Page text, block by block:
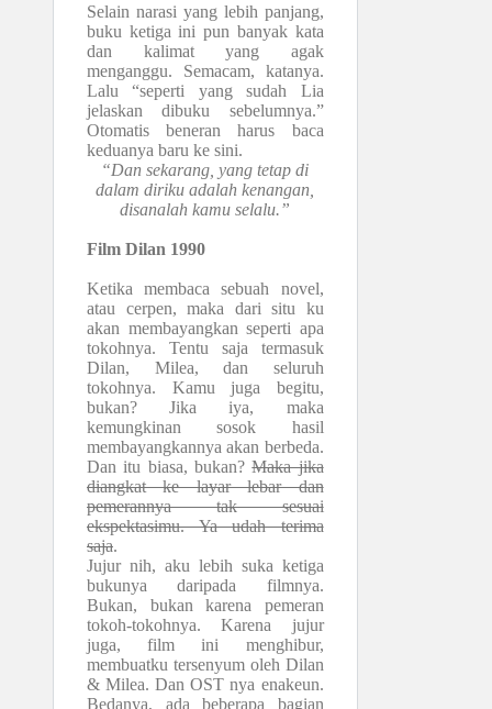
Selain narasi yang lebih panjang,
buku ketiga ini pun banyak kata
dan kalimat yang agak
menganggu. Semacam, katanya.
Lalu “seperti yang sudah Lia
jelaskan dibuku sebelumnya.”
Otomatis beneran harus baca
keduanya baru ke sini.
“Dan sekarang, yang tetap di
dalam diriku adalah kenangan,
disanalah kamu selalu.”
Film Dilan 1990
Ketika membaca sebuah novel,
atau cerpen, maka dari situ ku
akan membayangkan seperti apa
tokohnya. Tentu saja termasuk
Dilan, Milea, dan seluruh
tokohnya. Kamu juga begitu,
bukan? Jika iya, maka
kemungkinan sosok hasil
membayangkannya akan berbeda.
Dan itu biasa, bukan?Maka jika
diangkat ke layar lebar dan
pemerannya tak sesuai
ekspektasimu. Ya udah terima
saja.
Jujur nih, aku lebih suka ketiga
bukunya daripada filmnya.
Bukan, bukan karena pemeran
tokoh-tokohnya. Karena jujur
juga, film ini menghibur,
membuatku tersenyum oleh Dilan
& Milea. Dan OST nya enakeun.
Bedanya, ada beberapa bagian